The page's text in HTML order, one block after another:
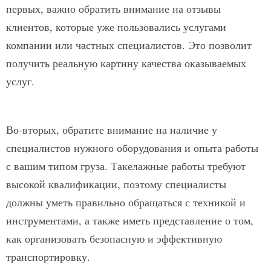
первых, важно обратить внимание на отзывы
клиентов, которые уже пользовались услугами
компании или частных специалистов. Это позволит
получить реальную картину качества оказываемых
услуг.
Во-вторых, обратите внимание на наличие у
специалистов нужного оборудования и опыта работы
с вашим типом груза. Такелажные работы требуют
высокой квалификации, поэтому специалисты
должны уметь правильно обращаться с техникой и
инструментами, а также иметь представление о том,
как организовать безопасную и эффективную
транспортировку.